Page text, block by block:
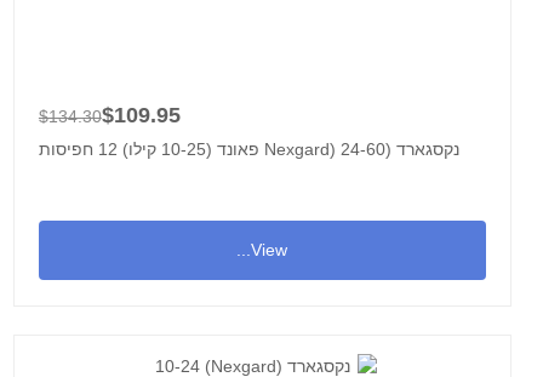
$109.95
$134.30
נקסגארד (Nexgard) 24-60 פאונד (10-25 קילו) 12 חפיסות
View...